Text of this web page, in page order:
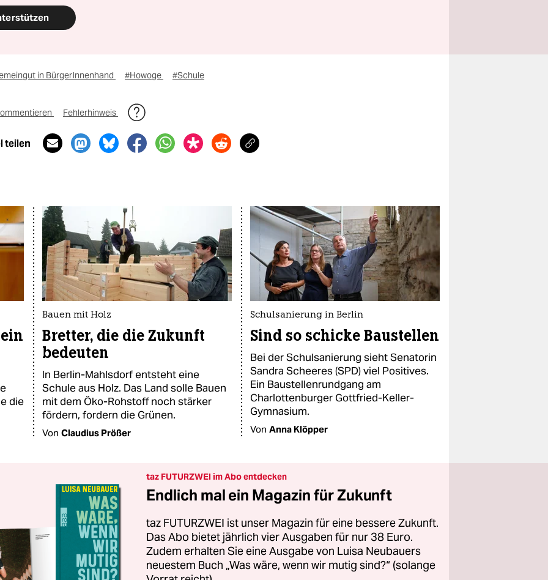
in BürgerInnenhand #Howoge #Schule
Fehlerhinweis
teilen
die
Bauen mit Holz
Bretter, die die Zukunft
bedeuten
In Berlin-Mahlsdorf entsteht eine
Schule aus Holz. Das Land solle Bauen
mit dem Öko-Rohstoff noch stärker
fördern, fordern die Grünen.
Von Claudius Prößer
Schulsanierung in Berlin
Sind so schicke Baustellen
Bei der Schulsanierung sieht Senatorin
Sandra Scheeres (SPD) viel Positives.
Ein Baustellenrundgang am
Charlottenburger Gottfried-Keller-
Gymnasium.
Von Anna Klöpper
taz FUTURZWEI im Abo entdecken
Endlich mal ein Magazin für Zukunft
taz FUTURZWEI ist unser Magazin für eine bessere Zukunft.
Das Abo bietet jährlich vier Ausgaben für nur 38 Euro.
Zudem erhalten Sie eine Ausgabe von Luisa Neubauers
neuestem Buch „Was wäre, wenn wir mutig sind?“ (solange